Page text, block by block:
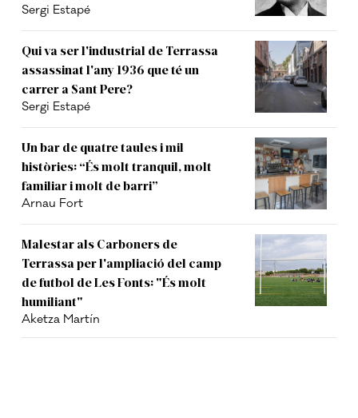
Sergi Estapé
Qui va ser l'industrial de Terrassa
assassinat l'any 1936 que té un
carrer a Sant Pere?
Sergi Estapé
Un bar de quatre taules i mil
històries: “És molt tranquil, molt
familiar i molt de barri”
Arnau Fort
Malestar als Carboners de
Terrassa per l'ampliació del camp
de futbol de Les Fonts: "És molt
humiliant"
Aketza Martín